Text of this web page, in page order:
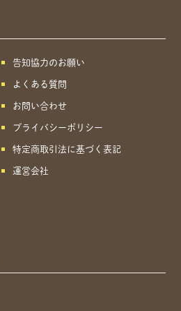
告知協力のお願い
よくある質問
お問い合わせ
プライバシーポリシー
特定商取引法に基づく表記
運営会社